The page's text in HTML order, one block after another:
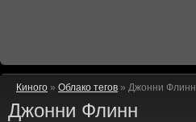
Киного » Облако тегов » Джонни Флинн
Джонни Флинн